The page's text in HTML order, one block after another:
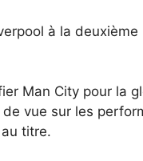
à la deuxième
Man City pour la
vue sur les
titre.